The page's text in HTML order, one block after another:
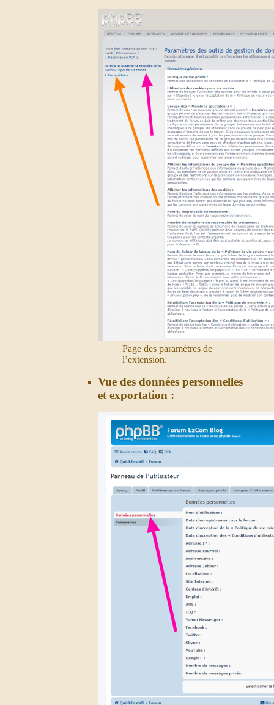
Page des paramètres de
l’extension.
Vue des données personnelles
et exportation :